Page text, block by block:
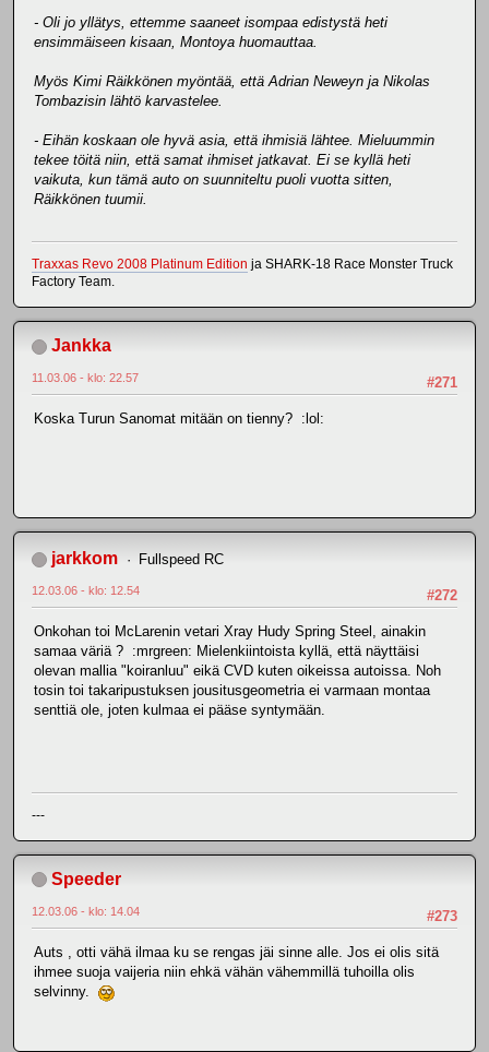
- Oli jo yllätys, ettemme saaneet isompaa edistystä heti
ensimmäiseen kisaan, Montoya huomauttaa.
Myös Kimi Räikkönen myöntää, että Adrian Neweyn ja Nikolas
Tombazisin lähtö karvastelee.
- Eihän koskaan ole hyvä asia, että ihmisiä lähtee. Mieluummin
tekee töitä niin, että samat ihmiset jatkavat. Ei se kyllä heti
vaikuta, kun tämä auto on suunniteltu puoli vuotta sitten,
Räikkönen tuumii.
Traxxas Revo 2008 Platinum Edition ja SHARK-18 Race Monster Truck
Factory Team.
Jankka
#271
11.03.06 - klo: 22.57
Koska Turun Sanomat mitään on tienny? :lol:
jarkkom Fullspeed RC
#272
12.03.06 - klo: 12.54
Onkohan toi McLarenin vetari Xray Hudy Spring Steel, ainakin
samaa väriä ? :mrgreen: Mielenkiintoista kyllä, että näyttäisi
olevan mallia "koiranluu" eikä CVD kuten oikeissa autoissa. Noh
tosin toi takaripustuksen jousitusgeometria ei varmaan montaa
senttiä ole, joten kulmaa ei pääse syntymään.
---
Speeder
#273
12.03.06 - klo: 14.04
Auts , otti vähä ilmaa ku se rengas jäi sinne alle. Jos ei olis sitä
ihmee suoja vaijeria niin ehkä vähän vähemmillä tuhoilla olis
selvinny.